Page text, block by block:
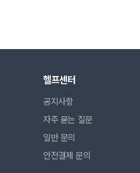
헬프센터
공지사항
자주 묻는 질문
일반 문의
안전결제 문의